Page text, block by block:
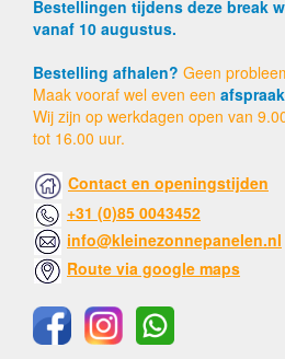
Bestellingen tijdens deze break
vanaf 10 augustus.
Bestelling afhalen? Geen
Maak vooraf wel even een
Wij zijn op werkdagen open van
tot 16.00 uur.
Contact en openingstijden
+31 (0)85 0043452
info@kleinezonnepanelen.nl
Route via google maps